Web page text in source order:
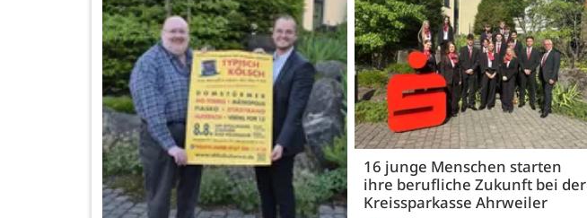
16 junge Menschen starten
ihre berufliche Zukunft bei der
Kreissparkasse Ahrweiler